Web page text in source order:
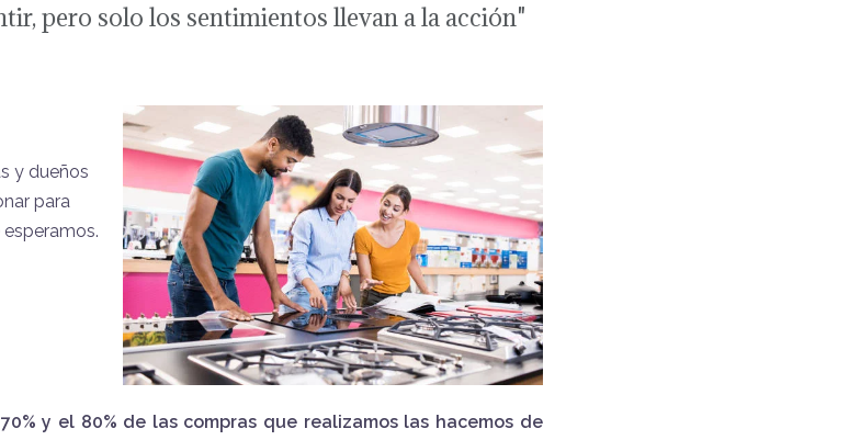
pero solo los sentimientos llevan a la acción"
y dueños
para
y el 80% de las compras que realizamos las hacemos de